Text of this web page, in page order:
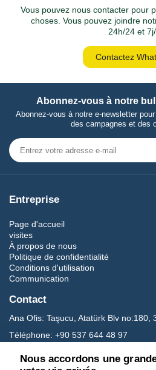
Vous pouvez nous contacter pour
choses. Vous pouvez joindre
24h/24 et
Contactez
Abonnez-vous à notre
Abonnez-vous à notre e-newsletter
des campagnes et des
Entreprise
Page d'accueil
visites
À propos de nous
Politique de confidentialité
Conditions d'utilisation
Communication
Contact
Ana Ofis: Taşucu, Atatürk Blv no:180,
Téléphone: +90 537 644 48 97
Nous accordons une